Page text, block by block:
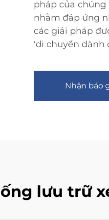
pháp của
nhằm đáp ứng
các giải pháp
‘di chuyển dành
Nhận báo
lưu trữ